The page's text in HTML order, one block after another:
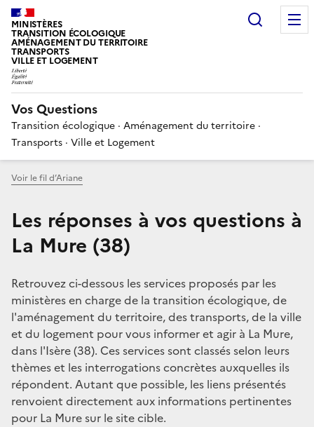
MINISTÈRES
TRANSITION ÉCOLOGIQUE
AMÉNAGEMENT DU TERRITOIRE
TRANSPORTS
VILLE ET LOGEMENT
Vos Questions
Transition écologique · Aménagement du territoire ·
Transports · Ville et Logement
Voir le fil d’Ariane
Les réponses à vos questions à
La Mure (38)
Retrouvez ci-dessous les services proposés par les
ministères en charge de la transition écologique, de
l'aménagement du territoire, des transports, de la ville
et du logement pour vous informer et agir à La Mure,
dans l'Isère (38). Ces services sont classés selon leurs
thèmes et les interrogations concrètes auxquelles ils
répondent. Autant que possible, les liens présentés
renvoient directement aux informations pertinentes
pour La Mure sur le site cible.